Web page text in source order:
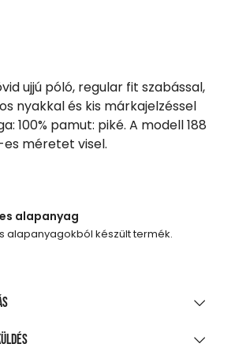
ujjú póló, regular fit szabással,
nyakkal és kis márkajelzéssel
100% pamut: piké. A modell 188
méretet visel.
alapanyag
alapanyagokból készült termék.